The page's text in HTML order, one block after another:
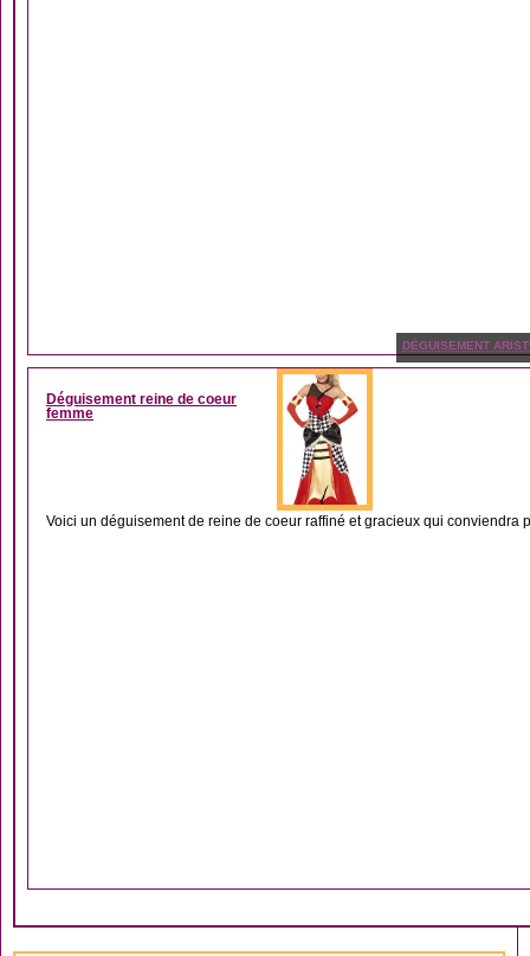
DÉGUISEMENT
Déguisement reine de coeur
femme
Voici un déguisement de reine de coeur raffiné et gracieux qui conviendra